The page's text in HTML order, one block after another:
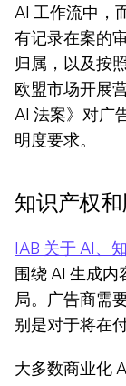
AI 工作流中，
有记录在案的
归属，以及按
欧盟市场开展
AI 法案》对广
明度要求。
知识产权
IAB 关于 AI、
围绕 AI 生成
局。广告商需
别是对于将在
大多数商业化